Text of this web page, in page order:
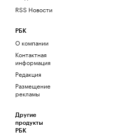
RSS Новости
РБК
О компании
Контактная
информация
Редакция
Размещение
рекламы
Другие
продукты
РБК